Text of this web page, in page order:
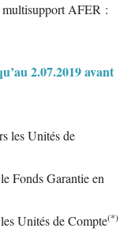
multisupport AFER :
2.07.2019 avant
Unités de
Fonds Garantie en
Unités de Compte(*)